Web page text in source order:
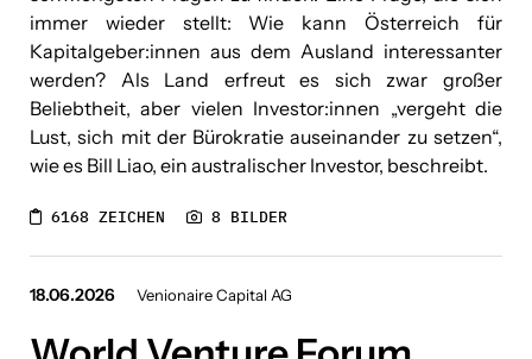
immer wieder stellt: Wie kann Österreich für
Kapitalgeber:innen aus dem Ausland interessanter
werden? Als Land erfreut es sich zwar großer
Beliebtheit, aber vielen Investor:innen „vergeht die
Lust, sich mit der Bürokratie auseinander zu setzen“,
wie es Bill Liao, ein australischer Investor, beschreibt.
6168 ZEICHEN 8 BILDER
18.06.2026 Venionaire Capital AG